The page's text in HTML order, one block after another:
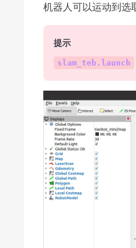
机器人可以运动到选
提示
slam_teb.launch